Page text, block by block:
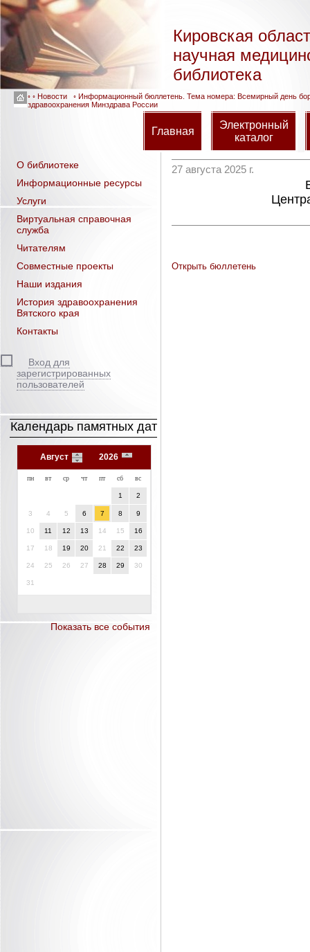
◦ ◦ Новости
◦ Информационный бюллетень. Тема номера: Всемирный день
здравоохранения Минздрава России
Кировская
научная
библиотека
Главная
Электронный
каталог
О библиотеке
Информационные ресурсы
Услуги
Виртуальная справочная
служба
Читателям
Совместные проекты
Наши издания
История здравоохранения
Вятского края
Контакты
Вход для
зарегистрированных
пользователей
Календарь памятных дат
Август 2026
пн вт ср чт пт сб вс
1 2
3 4 5 6 7 8 9
10 11 12 13 14 15 16
17 18 19 20 21 22 23
24 25 26 27 28 29 30
31
Показать все события
27 августа 2025 г.
Открыть бюллетень